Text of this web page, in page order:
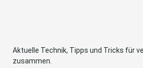
Aktuelle Technik, Tipps und Tricks für
zusammen.